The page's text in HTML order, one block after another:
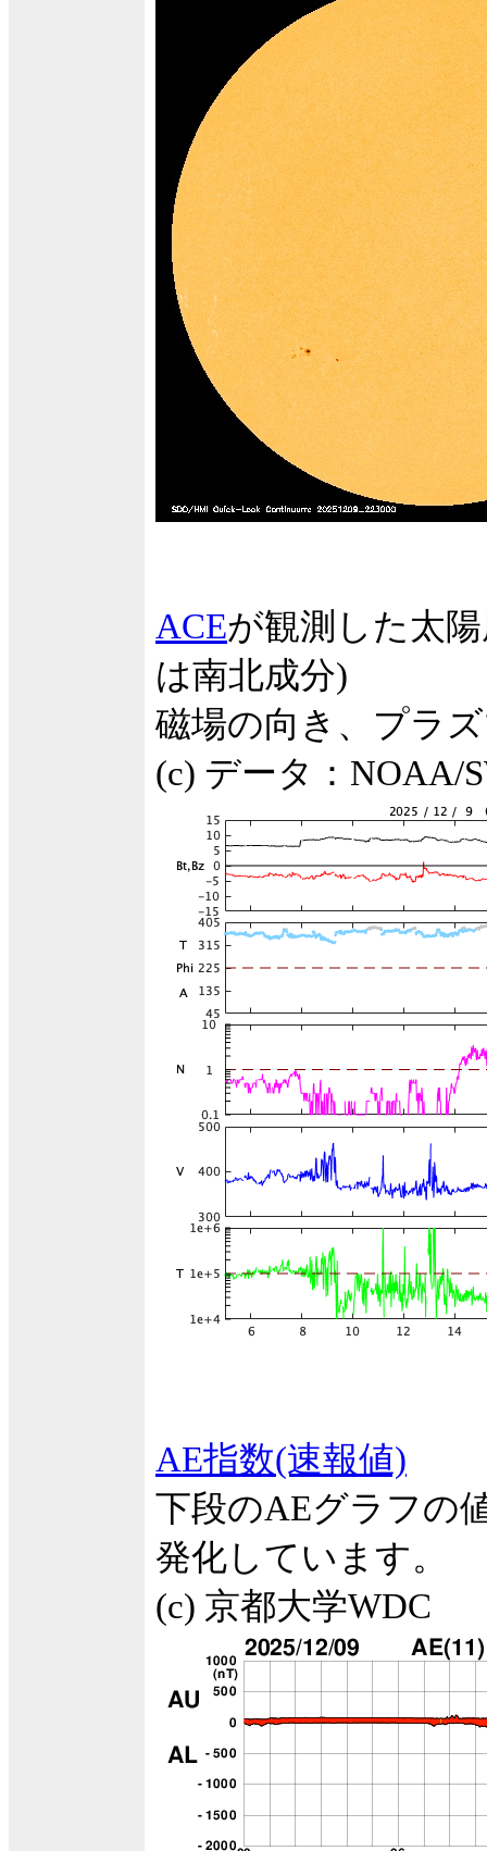
ACEが観測した太
は南北成分)
磁場の向き、プラ
(c) データ：NOAA/
AE指数(速報値)
下段のAEグラフの
発化しています。
(c) 京都大学WDC